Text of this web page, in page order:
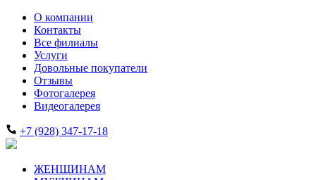
О компании
Контакты
Все филиалы
Услуги
Довольные покупатели
Отзывы
Фотогалерея
Видеогалерея
+7 (928) 347-17-18
ЖЕНЩИНАМ